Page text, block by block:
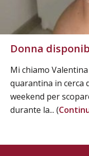
Donna
Mi chiamo
quarantina in cerca
weekend per
durante la... (